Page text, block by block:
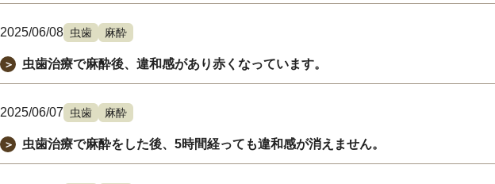
2025/06/08 虫歯 麻酔
＞ 虫歯治療で麻酔後、違和感があり赤くなっています。
2025/06/07 虫歯 麻酔
＞ 虫歯治療で麻酔をした後、5時間経っても違和感が消えません。